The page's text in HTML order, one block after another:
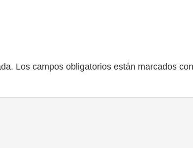
Los campos obligatorios están marcados